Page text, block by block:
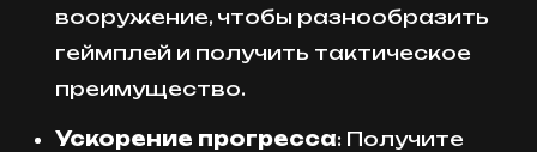
вооружение, чтобы разнообразить
геймплей и получить тактическое
преимущество.
Ускорение прогресса: Получите